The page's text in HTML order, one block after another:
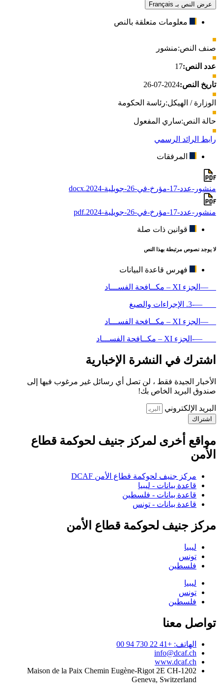
عرض النص بـ Français
معلومات متعلقة بالنص
صنف النص:منشور
عدد النص:17
تاريخ النص:2024-07-26
الوزارة / الهيكل:رئاسة الحكومة
حالة النص:ساري المفعول
رابط الرائد الرسمي
المرفقات
منشور-عدد-17-مؤرخ-في-26-جويلية-2024.docx
منشور-عدد-17-مؤرخ-في-26-جويلية-2024.pdf
قوانين ذات صلة
لا يوجد نصوص مرتبطة بهذا النص
فهرس قاعدة البيانات
—الجزء XI – مكــافحة الفســـاد
—-3. الإجراءات والصيغ
—الجزء XI – مكــافحة الفســـاد
—-الجزء XI – مكــافحة الفســـاد
اشترك في النشرة الإخبارية
الأخبار الجيدة فقط ، لن تصل أي رسائل غير مرغوب فيها إلى
صندوق البريد الخاص بك!
البريد الإلكتروني
اشتراك
مواقع أخرى لمركز جنيف لحوكمة قطاع
الأمن
مركز جنيف لحوكمة قطاع الأمن DCAF
قاعدة بيانات - ليبيا
قاعدة بيانات - فلسطين
قاعدة بيانات - تونس
مركز جنيف لحوكمة قطاع الأمن
ليبيا
تونس
فلسطين
ليبيا
تونس
فلسطين
تواصل معنا
الهاتف: +41 22 730 94 00
info@dcaf.ch
www.dcaf.ch
Maison de la Paix Chemin Eugène-Rigot 2E CH-1202
Geneva, Switzerland